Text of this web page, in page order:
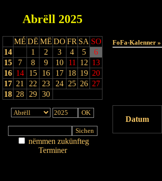
Abrëll 2025
MÉ DË MË DO FR SA SO
14
1 2 3 4 5
6
15
7 8 9 10 11 12 13
16 14 15 16 17 18 19 20
17 21 22 23 24 25 26 27
18 28 29 30
nëmmen zukünfteg
Terminer
FoFa-Kalenner »
Datum